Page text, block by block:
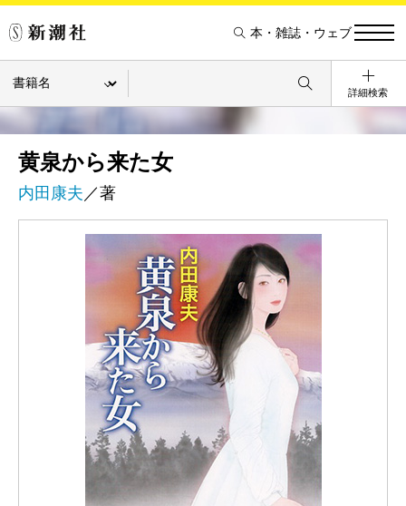
本・雑誌・ウェブ
詳細検索
黄泉から来た女
内田康夫 ／著